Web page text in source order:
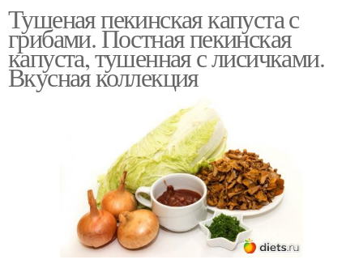
Тушеная пекинская капуста с
грибами. Постная пекинская
капуста, тушенная с лисичками.
Вкусная коллекция